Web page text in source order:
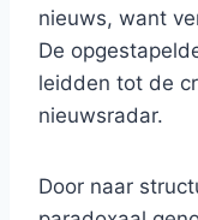
nieuws, want
De
leidden tot de
nieuwsradar.
Door naar